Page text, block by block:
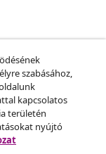
szabásához,
kapcsolatos
területén
nyújtó